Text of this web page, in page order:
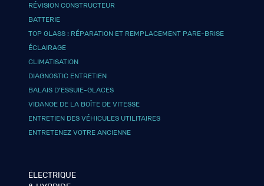
RÉVISION CONSTRUCTEUR
BATTERIE
TOP GLASS : RÉPARATION ET REMPLACEMENT PARE-BRISE
ÉCLAIRAGE
CLIMATISATION
DIAGNOSTIC ENTRETIEN
BALAIS D’ESSUIE-GLACES
VIDANGE DE LA BOÎTE DE VITESSE
ENTRETIEN DES VÉHICULES UTILITAIRES
ENTRETENEZ VOTRE ANCIENNE
ÉLECTRIQUE